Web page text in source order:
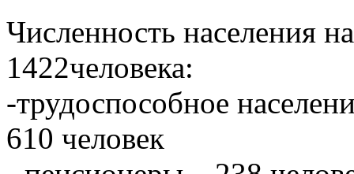
Численность населения
1422человека:
-трудоспособное
610 человек